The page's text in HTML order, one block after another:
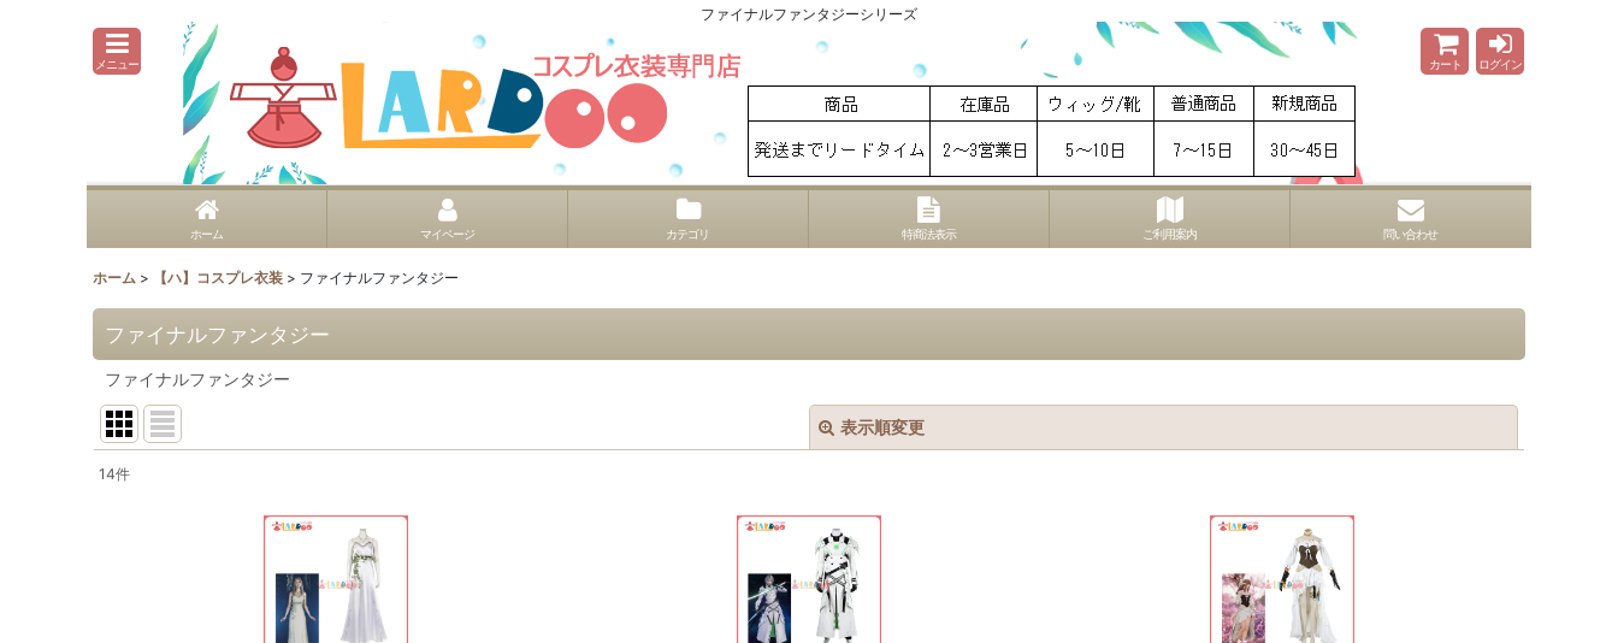
ファイナルファンタジーシリーズ
メニュー カート ログイン
ホーム マイページ カテゴリ 特商法表示 ご利用案内 問い合わせ
ホーム > 【ハ】コスプレ衣装 > ファイナルファンタジー
ファイナルファンタジー
ファイナルファンタジー
表示順変更
絞り込む
14件